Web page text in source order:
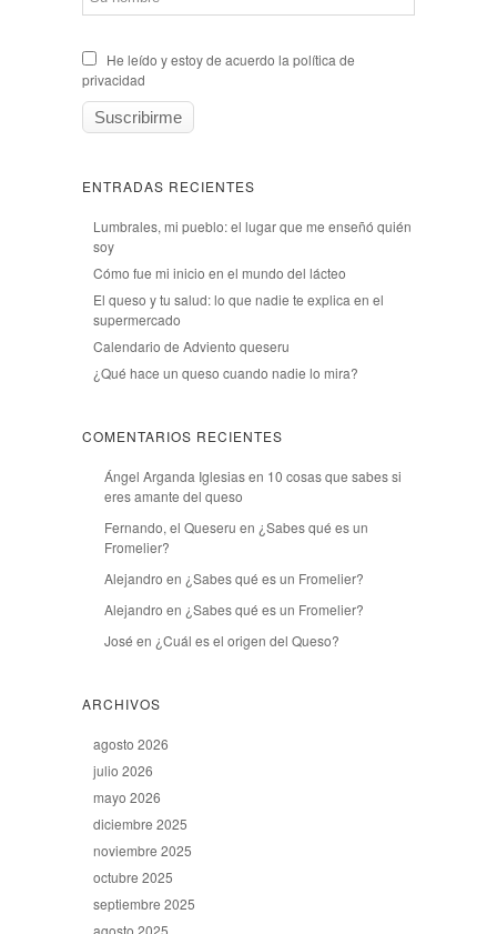
He leído y estoy de acuerdo la política de
privacidad
ENTRADAS RECIENTES
Lumbrales, mi pueblo: el lugar que me enseñó quién
soy
Cómo fue mi inicio en el mundo del lácteo
El queso y tu salud: lo que nadie te explica en el
supermercado
Calendario de Adviento queseru
¿Qué hace un queso cuando nadie lo mira?
COMENTARIOS RECIENTES
Ángel Arganda Iglesiasen 10 cosas que sabes si
eres amante del queso
Fernando, el Queseru en ¿Sabes qué es un
Fromelier?
Alejandro en ¿Sabes qué es un Fromelier?
Alejandro en ¿Sabes qué es un Fromelier?
José en ¿Cuál es el origen del Queso?
ARCHIVOS
agosto 2026
julio 2026
mayo 2026
diciembre 2025
noviembre 2025
octubre 2025
septiembre 2025
agosto 2025